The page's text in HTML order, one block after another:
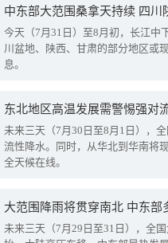
中东部大范围桑拿天持续 四川
今天（7月31日）至8月初，长江中
川盆地、陕西、甘肃的部分地区或
息。
东北地区高温发展需警惕强对
未来三天（7月30日至8月1日），
流性降水。同时，从华北到华南将
全天候在线。
大范围降雨将贯穿南北 中东部
未来三天（7月29日至31日），全